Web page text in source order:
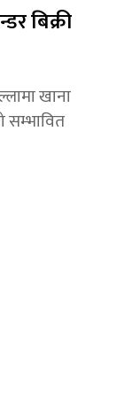
बिक्री
खाना
सम्भावित